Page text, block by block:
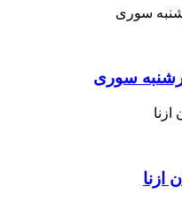
‌سوری
ازنا